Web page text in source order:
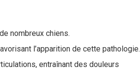
nombreux chiens.
l’apparition de cette pathologie.
entraînant des douleurs